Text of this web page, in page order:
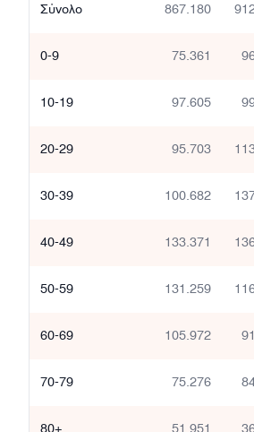
Σύνολο 867.180
0-9 75.361
10-19 97.605
20-29 95.703
30-39 100.682
40-49 133.371
50-59 131.259
60-69 105.972
70-79 75.276